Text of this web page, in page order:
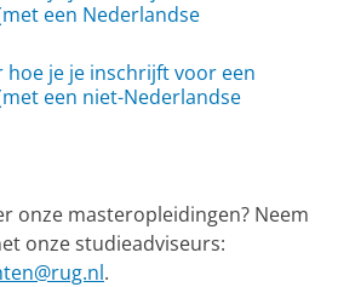
een Nederlandse
hoe je je inschrijft voor een
een niet-Nederlandse
onze masteropleidingen? Neem
onze studieadviseurs:
.